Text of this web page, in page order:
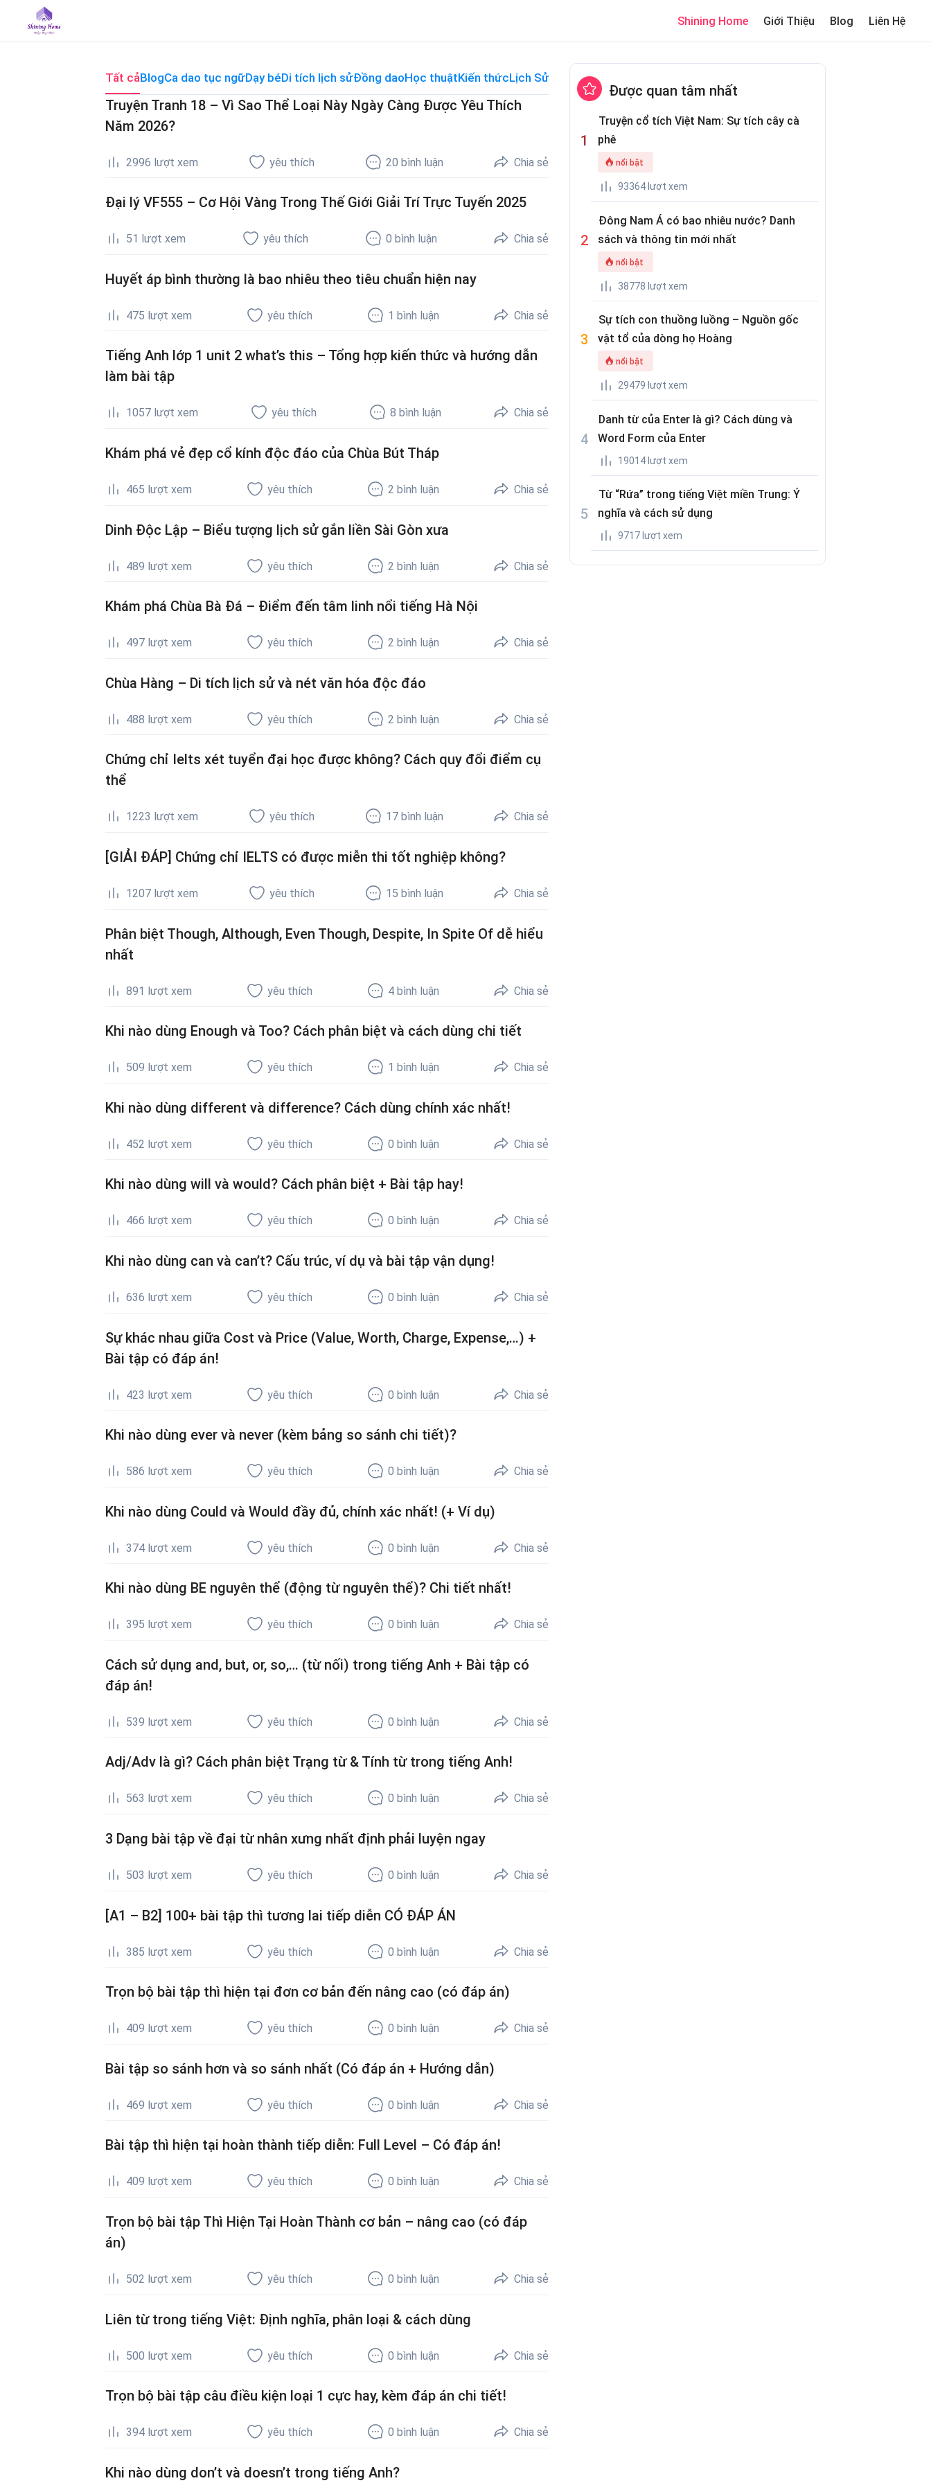
content
Shining Home Giới Thiệu Blog Liên Hệ
Tất cảBlogCa dao tục ngữDạy béDi tích lịch sửĐồng daoHọc thuậtKiến thứcLịch Sử Thế GiớiMeme
Truyện Tranh 18 – Vì Sao Thể Loại Này Ngày Càng Được Yêu Thích
Năm 2026?
2996 lượt xem yêu thích 20 bình luận Chia sẻ
Đại lý VF555 – Cơ Hội Vàng Trong Thế Giới Giải Trí Trực Tuyến 2025
51 lượt xem yêu thích 0 bình luận Chia sẻ
Huyết áp bình thường là bao nhiêu theo tiêu chuẩn hiện nay
475 lượt xem yêu thích 1 bình luận Chia sẻ
Tiếng Anh lớp 1 unit 2 what’s this – Tổng hợp kiến thức và hướng dẫn
làm bài tập
1057 lượt xem yêu thích 8 bình luận Chia sẻ
Khám phá vẻ đẹp cổ kính độc đáo của Chùa Bút Tháp
465 lượt xem yêu thích 2 bình luận Chia sẻ
Dinh Độc Lập – Biểu tượng lịch sử gắn liền Sài Gòn xưa
489 lượt xem yêu thích 2 bình luận Chia sẻ
Khám phá Chùa Bà Đá – Điểm đến tâm linh nổi tiếng Hà Nội
497 lượt xem yêu thích 2 bình luận Chia sẻ
Chùa Hàng – Di tích lịch sử và nét văn hóa độc đáo
488 lượt xem yêu thích 2 bình luận Chia sẻ
Chứng chỉ Ielts xét tuyển đại học được không? Cách quy đổi điểm cụ
thể
1223 lượt xem yêu thích 17 bình luận Chia sẻ
[GIẢI ĐÁP] Chứng chỉ IELTS có được miễn thi tốt nghiệp không?
1207 lượt xem yêu thích 15 bình luận Chia sẻ
Phân biệt Though, Although, Even Though, Despite, In Spite Of dễ hiểu
nhất
891 lượt xem yêu thích 4 bình luận Chia sẻ
Khi nào dùng Enough và Too? Cách phân biệt và cách dùng chi tiết
509 lượt xem yêu thích 1 bình luận Chia sẻ
Khi nào dùng different và difference? Cách dùng chính xác nhất!
452 lượt xem yêu thích 0 bình luận Chia sẻ
Khi nào dùng will và would? Cách phân biệt + Bài tập hay!
466 lượt xem yêu thích 0 bình luận Chia sẻ
Khi nào dùng can và can’t? Cấu trúc, ví dụ và bài tập vận dụng!
636 lượt xem yêu thích 0 bình luận Chia sẻ
Sự khác nhau giữa Cost và Price (Value, Worth, Charge, Expense,…) +
Bài tập có đáp án!
423 lượt xem yêu thích 0 bình luận Chia sẻ
Khi nào dùng ever và never (kèm bảng so sánh chi tiết)?
586 lượt xem yêu thích 0 bình luận Chia sẻ
Khi nào dùng Could và Would đầy đủ, chính xác nhất! (+ Ví dụ)
374 lượt xem yêu thích 0 bình luận Chia sẻ
Khi nào dùng BE nguyên thể (động từ nguyên thể)? Chi tiết nhất!
395 lượt xem yêu thích 0 bình luận Chia sẻ
Cách sử dụng and, but, or, so,… (từ nối) trong tiếng Anh + Bài tập có
đáp án!
539 lượt xem yêu thích 0 bình luận Chia sẻ
Adj/Adv là gì? Cách phân biệt Trạng từ & Tính từ trong tiếng Anh!
563 lượt xem yêu thích 0 bình luận Chia sẻ
3 Dạng bài tập về đại từ nhân xưng nhất định phải luyện ngay
503 lượt xem yêu thích 0 bình luận Chia sẻ
[A1 – B2] 100+ bài tập thì tương lai tiếp diễn CÓ ĐÁP ÁN
385 lượt xem yêu thích 0 bình luận Chia sẻ
Trọn bộ bài tập thì hiện tại đơn cơ bản đến nâng cao (có đáp án)
409 lượt xem yêu thích 0 bình luận Chia sẻ
Bài tập so sánh hơn và so sánh nhất (Có đáp án + Hướng dẫn)
469 lượt xem yêu thích 0 bình luận Chia sẻ
Bài tập thì hiện tại hoàn thành tiếp diễn: Full Level – Có đáp án!
409 lượt xem yêu thích 0 bình luận Chia sẻ
Trọn bộ bài tập Thì Hiện Tại Hoàn Thành cơ bản – nâng cao (có đáp
án)
502 lượt xem yêu thích 0 bình luận Chia sẻ
Liên từ trong tiếng Việt: Định nghĩa, phân loại & cách dùng
500 lượt xem yêu thích 0 bình luận Chia sẻ
Trọn bộ bài tập câu điều kiện loại 1 cực hay, kèm đáp án chi tiết!
394 lượt xem yêu thích 0 bình luận Chia sẻ
Khi nào dùng don’t và doesn’t trong tiếng Anh?
Được quan tâm nhất
Truyện cổ tích Việt Nam: Sự tích cây cà
phê
nổi bật
93364 lượt xem
Đông Nam Á có bao nhiêu nước? Danh
sách và thông tin mới nhất
nổi bật
38778 lượt xem
Sự tích con thuồng luồng – Nguồn gốc
vật tổ của dòng họ Hoàng
nổi bật
29479 lượt xem
Danh từ của Enter là gì? Cách dùng và
Word Form của Enter
19014 lượt xem
Từ “Rứa” trong tiếng Việt miền Trung: Ý
nghĩa và cách sử dụng
9717 lượt xem